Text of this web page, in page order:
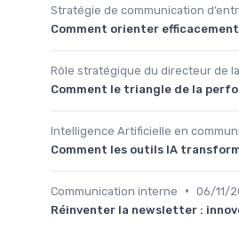
Stratégie de communication
Comment orienter
Rôle stratégique du directeur de
Comment le triangle de la
Intelligence Artificielle en
Comment les outils IA
Communication interne • 06/11/
Réinventer la newsletter :